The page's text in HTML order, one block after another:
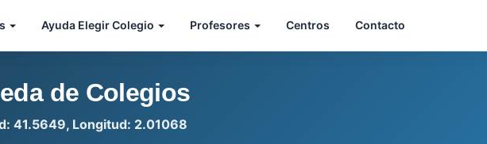
Ayuda Elegir Colegio Profesores Centros Contacto
de Colegios
41.5649, Longitud: 2.01068